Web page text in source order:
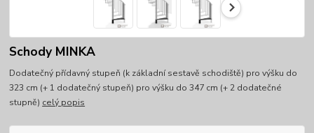
Schody MINKA
Dodatečný přídavný stupeň (k základní sestavě schodiště) pro výšku do
323 cm (+ 1 dodatečný stupeň) pro výšku do 347 cm (+ 2 dodatečné
stupně) celý popis